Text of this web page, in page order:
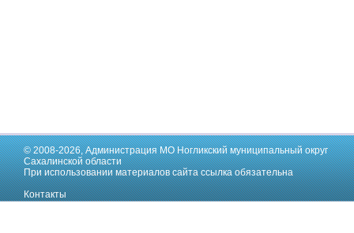
© 2008-2026,Администрация МО Ногликский муниципальный округ
Сахалинской области
При использовании материалов сайта ссылка обязательна
Контакты